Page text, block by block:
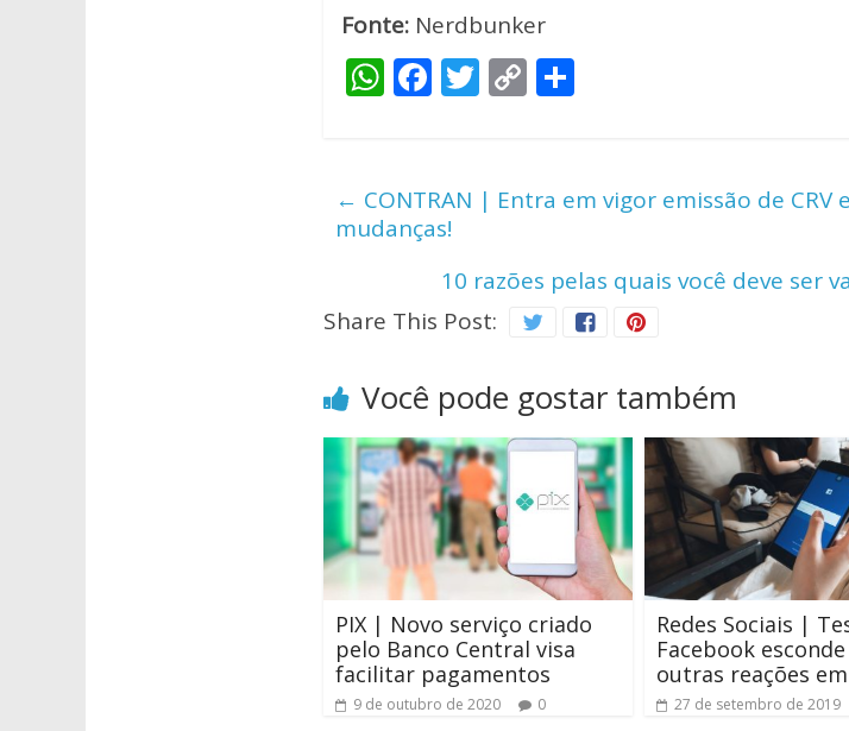
Fonte: Nerdbunker
W
s
A
p
F
b
o
o
k
T
er
C
y
n
k
e
← CONTRAN | Entra em vigor emissão de
mudanças!
10 razões pelas quais você deve ser
Share This Post:
Você pode gostar também
PIX | Novo serviço criado
pelo Banco Central visa
facilitar pagamentos
9 de outubro de 2020 0
Redes Sociais |
Facebook
outras reações
27 de setembro de 2019